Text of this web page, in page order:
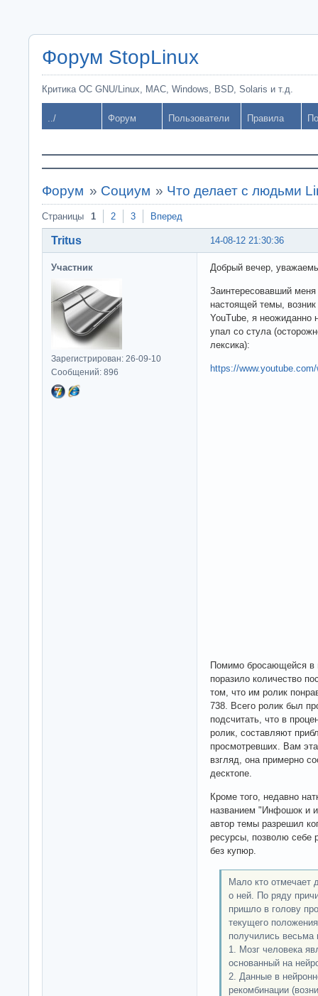
Форум StopLinux
Критика ОС GNU/Linux, MAC, Windows, BSD, Solaris и т.д.
../ Форум Пользователи Правила
Форум » Социум » Что делает с людьми
Страницы 1 2 3 Вперед
14-08-12 21:30:36
Tritus
Участник
Зарегистрирован: 26-09-10
Сообщений: 896
Добрый вечер,
Заинтересовавший
настоящей темы,
YouTube, я неожиданно
упал со стула
лексика):
https://
Помимо бросающейся в
поразило количество
том, что им ролик
738. Всего ролик был
подсчитать, что в
ролик, составляют
просмотревших. Вам
взгляд, она примерно
десктопе.
Кроме того, недавно
названием "Инфошок и
автор темы разрешил
ресурсы, позволю себе
без купюр.
Мало кто отмечает
о ней. По ряду
пришло в голову
текущего
получились весьма
1. Мозг человека
основанный на
2. Данные в
рекомбинации